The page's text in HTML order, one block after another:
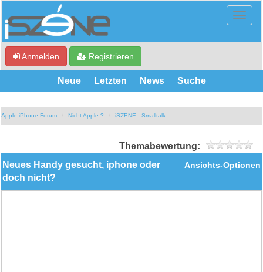
Anmelden Registrieren
Neue Letzten News Suche
Apple iPhone Forum Nicht Apple ? iSZENE - Smalltalk
Themabewertung:
Ansichts-Optionen
Neues Handy gesucht, iphone oder
doch nicht?